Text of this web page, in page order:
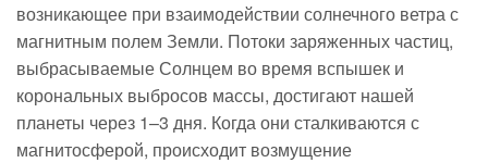
возникающее при взаимодействии солнечного ветра с
магнитным полем Земли. Потоки заряженных частиц,
выбрасываемые Солнцем во время вспышек и
корональных выбросов массы, достигают нашей
планеты через 1–3 дня. Когда они сталкиваются с
магнитосферой, происходит возмущение